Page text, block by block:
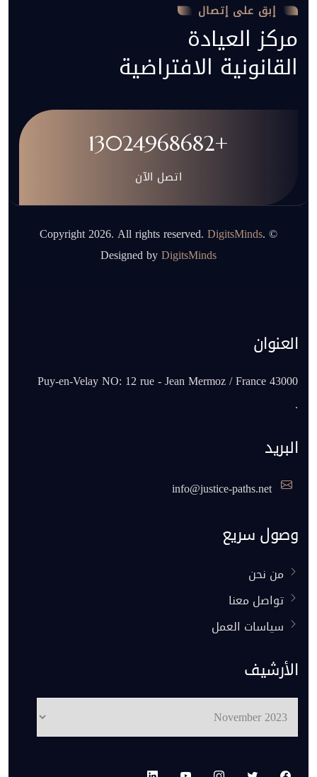
إبق على إتصال
مركز العيادة
القانونية الافتراضية
+13024968682
اتصل الآن
© Copyright 2026. All rights reserved.
DigitsMinds.
Designed byDigitsMinds
العنوان
43000 Puy-en-Velay NO: 12 rue - Jean Mermoz / France
.
البريد
info@justice-paths.net
وصول سريع
من نحن
تواصل معنا
سياسات العمل
الأرشيف